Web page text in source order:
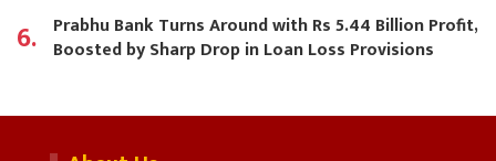
6. Prabhu Bank Turns Around with Rs 5.44 Billion Profit,
Boosted by Sharp Drop in Loan Loss Provisions